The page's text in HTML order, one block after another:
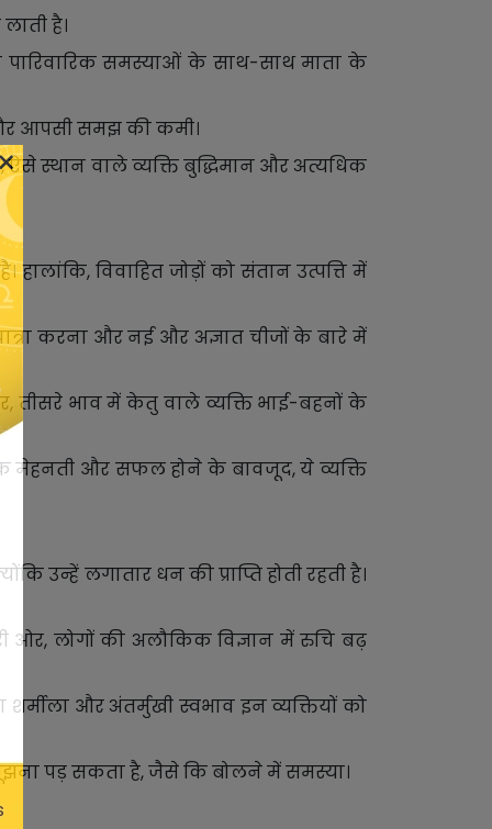
है।
पारिवारिक समस्याओं के साथ-साथ माता के
आपसी समझ की कमी।
ऐसे स्थान वाले व्यक्ति बुद्धिमान और अत्यधिक
विवाहित जोड़ों को संतान उत्पत्ति में
करना और नई और अज्ञात चीजों के बारे में
तीसरे भाव में केतु वाले व्यक्ति भाई-बहनों के
मेहनती और सफल होने के बावजूद, ये व्यक्ति
उन्हें लगातार धन की प्राप्ति होती रहती है।
ओर, लोगों की अलौकिक विज्ञान में रुचि बढ़
और अंतर्मुखी स्वभाव इन व्यक्तियों को
पड़ सकता है, जैसे कि बोलने में समस्या।